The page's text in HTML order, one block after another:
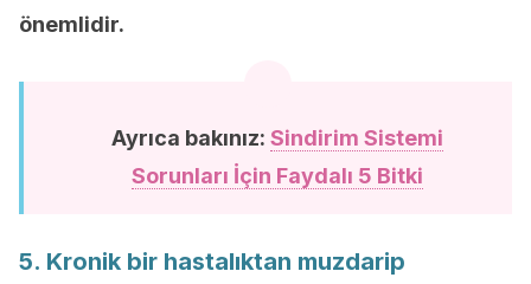
önemlidir.
Ayrıca bakınız: Sindirim Sistemi
Sorunları İçin Faydalı 5 Bitki
5. Kronik bir hastalıktan muzdarip